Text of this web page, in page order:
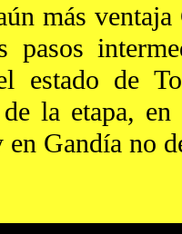
más
pasos
estado de
de la etapa,
en Gandía no